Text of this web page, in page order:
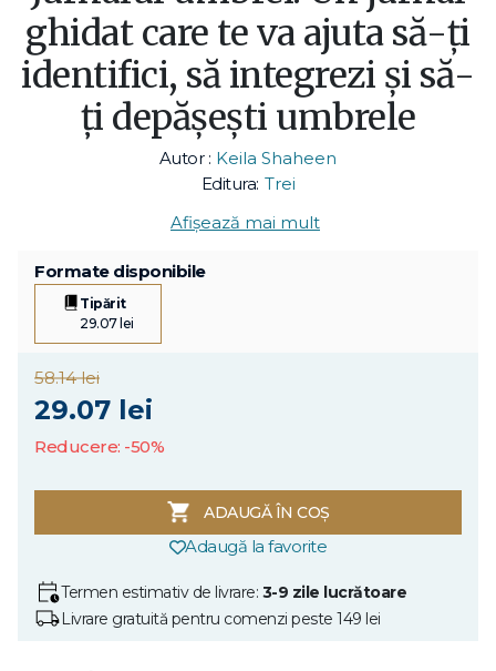
ghidat care te va ajuta să-ți
identifici, să integrezi și să-
ți depășești umbrele
Autor : Keila Shaheen
Editura: Trei
Afișează mai mult
Formate disponibile
Tipărit
29.07 lei
58.14 lei
29.07 lei
Reducere: -50%
ADAUGĂ ÎN COȘ
Adaugă la favorite
Termen estimativ de livrare: 3-9 zile lucrătoare
Livrare gratuită pentru comenzi peste 149 lei